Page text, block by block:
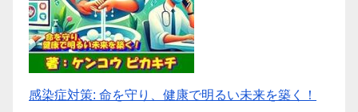
感染症対策: 命を守り、健康で明るい未来を築く！